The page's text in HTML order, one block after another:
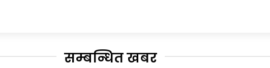
सम्बन्धित खबर